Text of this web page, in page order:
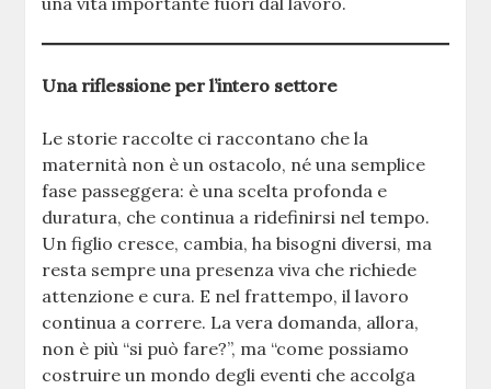
Una riflessione per l’intero settore
Le storie raccolte ci raccontano che la
maternità non è un ostacolo, né una semplice
fase passeggera: è una scelta profonda e
duratura, che continua a ridefinirsi nel tempo.
Un figlio cresce, cambia, ha bisogni diversi, ma
resta sempre una presenza viva che richiede
attenzione e cura. E nel frattempo, il lavoro
continua a correre. La vera domanda, allora,
non è più “si può fare?”, ma “come possiamo
costruire un mondo degli eventi che accolga